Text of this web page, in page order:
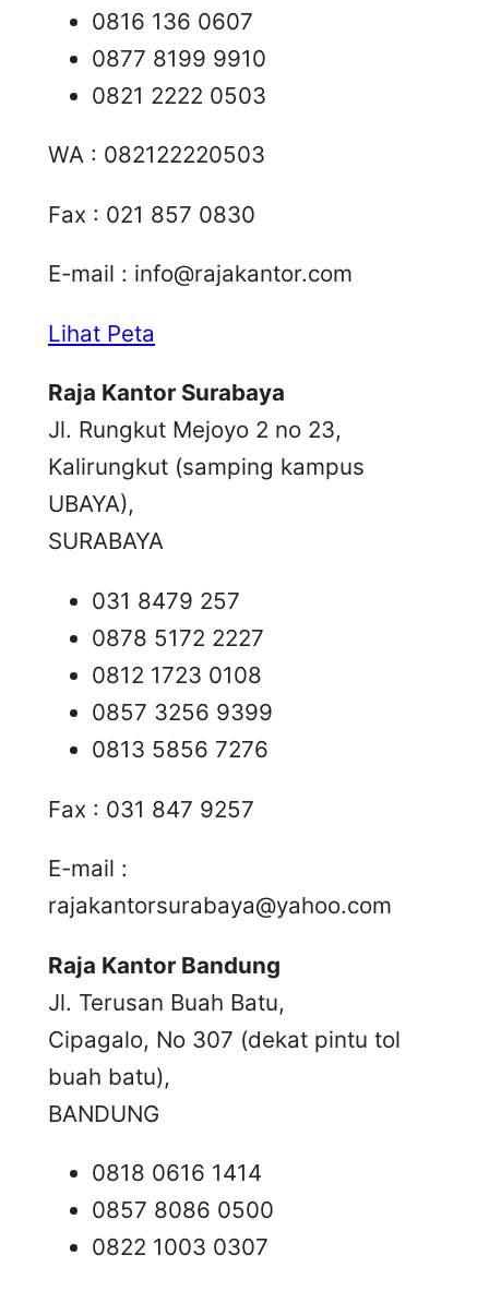
0816 136 0607
0877 8199 9910
0821 2222 0503
WA : 082122220503
Fax : 021 857 0830
E-mail : info@rajakantor.com
Lihat Peta
Raja Kantor Surabaya
Jl. Rungkut Mejoyo 2 no 23,
Kalirungkut (samping kampus
UBAYA),
SURABAYA
031 8479 257
0878 5172 2227
0812 1723 0108
0857 3256 9399
0813 5856 7276
Fax : 031 847 9257
E-mail :
rajakantorsurabaya@yahoo.com
Raja Kantor Bandung
Jl. Terusan Buah Batu,
Cipagalo, No 307 (dekat pintu tol
buah batu),
BANDUNG
0818 0616 1414
0857 8086 0500
0822 1003 0307